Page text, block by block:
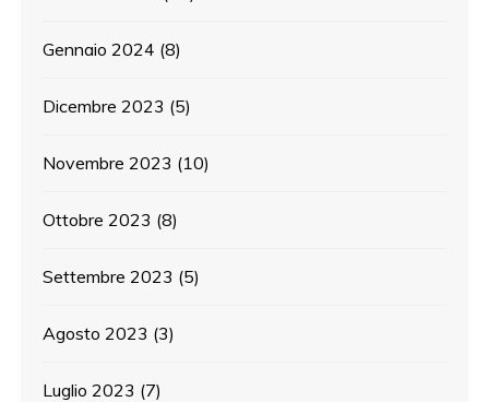
Gennaio 2024 (8)
Dicembre 2023 (5)
Novembre 2023 (10)
Ottobre 2023 (8)
Settembre 2023 (5)
Agosto 2023 (3)
Luglio 2023 (7)